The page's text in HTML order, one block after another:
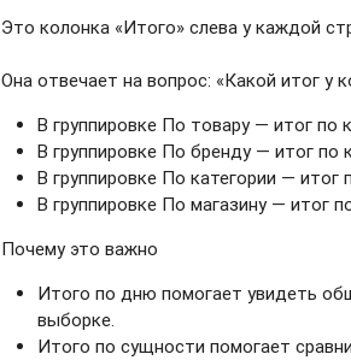
Это колонка «Итого» слева у каждой
Она отвечает на вопрос: «Какой итог у
В группировке По товару — итог по
В группировке По бренду — итог по
В группировке По категории — итог
В группировке По магазину — итог
Почему это важно
Итого по дню помогает увидеть
выборке.
Итого по сущности помогает